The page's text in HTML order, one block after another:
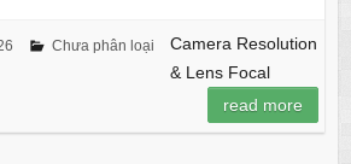
Chưa phân loại
Camera Resolution
& Lens Focal
read more